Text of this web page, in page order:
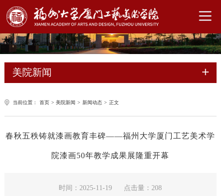
美院新闻
当前位置： 首页 > 美院新闻 > 新闻动态 > 正文
春秋五秩铸就漆画教育丰碑——福州大学厦门工艺美术学
院漆画50年教学成果展隆重开幕
时间：2025-11-19 点击量：208